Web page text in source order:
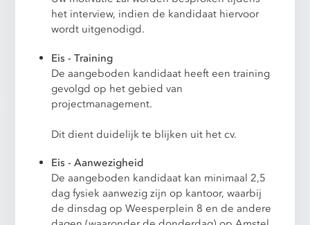
het interview, indien de kandidaat hiervoor
wordt uitgenodigd.
Eis - Training
De aangeboden kandidaat heeft een training
gevolgd op het gebied van
projectmanagement.
Dit dient duidelijk te blijken uit het cv.
Eis - Aanwezigheid
De aangeboden kandidaat kan minimaal 2,5
dag fysiek aanwezig zijn op kantoor, waarbij
de dinsdag op Weesperplein 8 en de andere